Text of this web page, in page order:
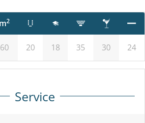
m2
60 20 18 35 30 24
Service